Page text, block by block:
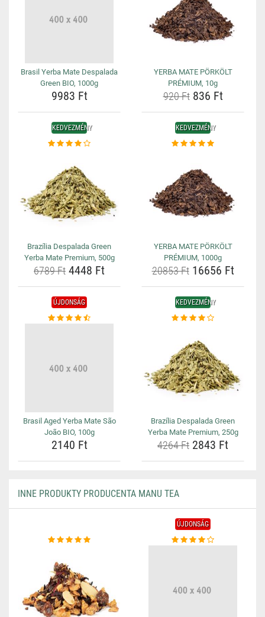
Brasil Yerba Mate Despalada
Green BIO, 1000g
9983 Ft
YERBA MATE PÖRKÖLT
PRÉMIUM, 10g
920 Ft836 Ft
KEDVEZMÉNY
Brazília Despalada Green
Yerba Mate Premium, 500g
6789 Ft 4448 Ft
KEDVEZMÉNY
YERBA MATE PÖRKÖLT
PRÉMIUM, 1000g
20853 Ft16656 Ft
ÚJDONSÁG
Brasil Aged Yerba Mate São
João BIO, 100g
2140 Ft
KEDVEZMÉNY
Brazília Despalada Green
Yerba Mate Premium, 250g
4264 Ft 2843 Ft
INNE PRODUKTY PRODUCENTA MANU TEA
ÚJDONSÁG